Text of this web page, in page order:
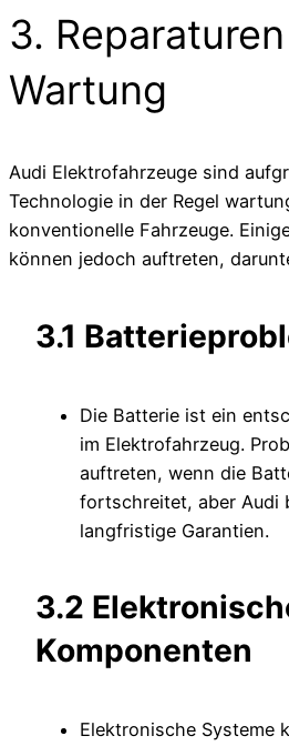
3.
Wartung
Audi Elektrofahrzeuge sind
Technologie in der Regel
konventionelle Fahrzeuge.
können jedoch auftreten,
3.1
Die Batterie ist ein
im Elektrofahrzeug.
auftreten, wenn die
fortschreitet, aber Audi
langfristige Garantien.
3.2
Komponenten
Elektronische Systeme